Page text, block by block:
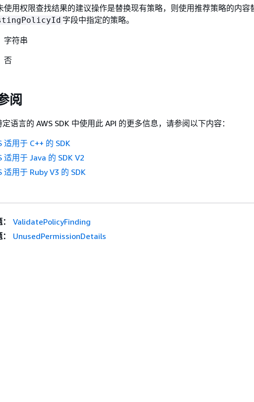
使用权限查找结果的建议操作是替换现有策略，则使用推荐策略的内容
字段中指定的策略。
字符串
否
阅
语言的 AWS SDK 中使用此 API 的更多信息，请参阅以下内容：
适用于 C++ 的 SDK
适用于 Java 的 SDK V2
适用于 Ruby V3 的 SDK
ValidatePolicyFinding
UnusedPermissionDetails